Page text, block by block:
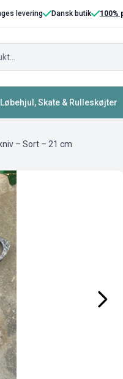
levering Dansk butik 100%
Løbehjul, Skate & Rulleskøjter
– Sort – 21 cm